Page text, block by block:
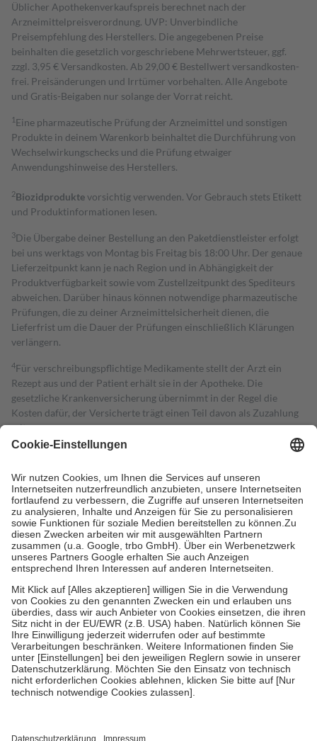
Üblicher Apothekenverkaufspreis berechnet nach der
Arzneimittelpreisverordnung. UVP: Unverbindliche
Preisempfehlung des Herstellers. Die angegebenen Preise
beinhalten die gesetzlich vorgeschriebene Mehrwertsteuer, ggf.
zzgl. 3,95 € Versandkosten. Ab 29,00 € Bestell­wert versand­kosten­
frei. Preisänderungen und Irrtümer vorbehalten. Alle Angebote
und Gratis-Beigaben nur solange der Vorrat reicht.
1 Eine pharmazeutische Prüfung der Arzneimittel und sonstigen
Produkte in deinem Warenkorb beinhaltet die Durchführung von
Wechselwirkungschecks und die Prüfung etwaiger
Anwendungshinweise des Herstellers.
2Biozidproduktevorsichtig verwenden. Vor Gebrauch stets Etikett
und Produktinformationen lesen.
3Die Übergabe deiner Bestellung an den Paketdienstleister erfolgt
bei uns werktags von Montag bis Freitag bis 18:00 Uhr. Der genaue
Lieferzeitpunkt kann je nach Region und in Abhängigkeit der
Produktverfügbarkeit sowie vom Zustellzeitpunkt des Spediteurs
abweichen. Darüber hinaus können notwendige pharmazeutische
Prüfungen, die zu deiner Arzneimittelsicherheit dienen, die
Lieferfrist um die Dauer der Prüfungen einschließlich Klärungen
verlängern.
4Für verschreibungspflichtige Medikamente stellt der Arzt ein
Rezept aus und der Patient erhält sie in der Apotheke. Die
gesetzliche Krankenversicherung übernimmt in der Regel die
Kosten dafür, der Versicherte trägt einen Teil davon als Zuzahlung
mit.
Grundsätzlich leisten Mitglieder Zuzahlungen in Höhe von zehn
höchstens zehn Euro.
Es sind jedoch nie mehr als die tatsächlichen
Kosten der Leistung zu entrichten.
Diese Regeln gelten grundsätzlich auch für Online-Apotheken.
Bei Heilmitteln und häuslicher Krankenpflege beträgt die
Zuzahlung zehn Prozent der Kosten sowie zehn Euro je
Verordnung.
Um das Engagement der Versicherten für ihre eigene Gesundheit zu
stärken und die besondere Stellung der Familie zu unterstützen,
fallenkeine Zuzahlungenan bei:
• Kindern und Jugendlichen bis zum vollendeten 18. Lebensjahr
mit Ausnahme der Fahrkosten
• Untersuchungen zur Vorsorge und Früherkennung, die von der
GKV getragen werden
• empfohlenen Schutzimpfungen
• Harn- und Blutteststreifen
getroffen, um sicherzustellen, dass es sich um echte Bewertungen